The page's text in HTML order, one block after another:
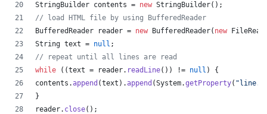
StringBuilder contents = new StringBuilder();
// load HTML file by using BufferedReader
BufferedReader
reader = new BufferedReader( new
String text = null ;
// repeat until all lines are read
while ((text = reader. readLine()) != null ) {
contents .append (text ).append (System.getProperty(
}
reader. close();